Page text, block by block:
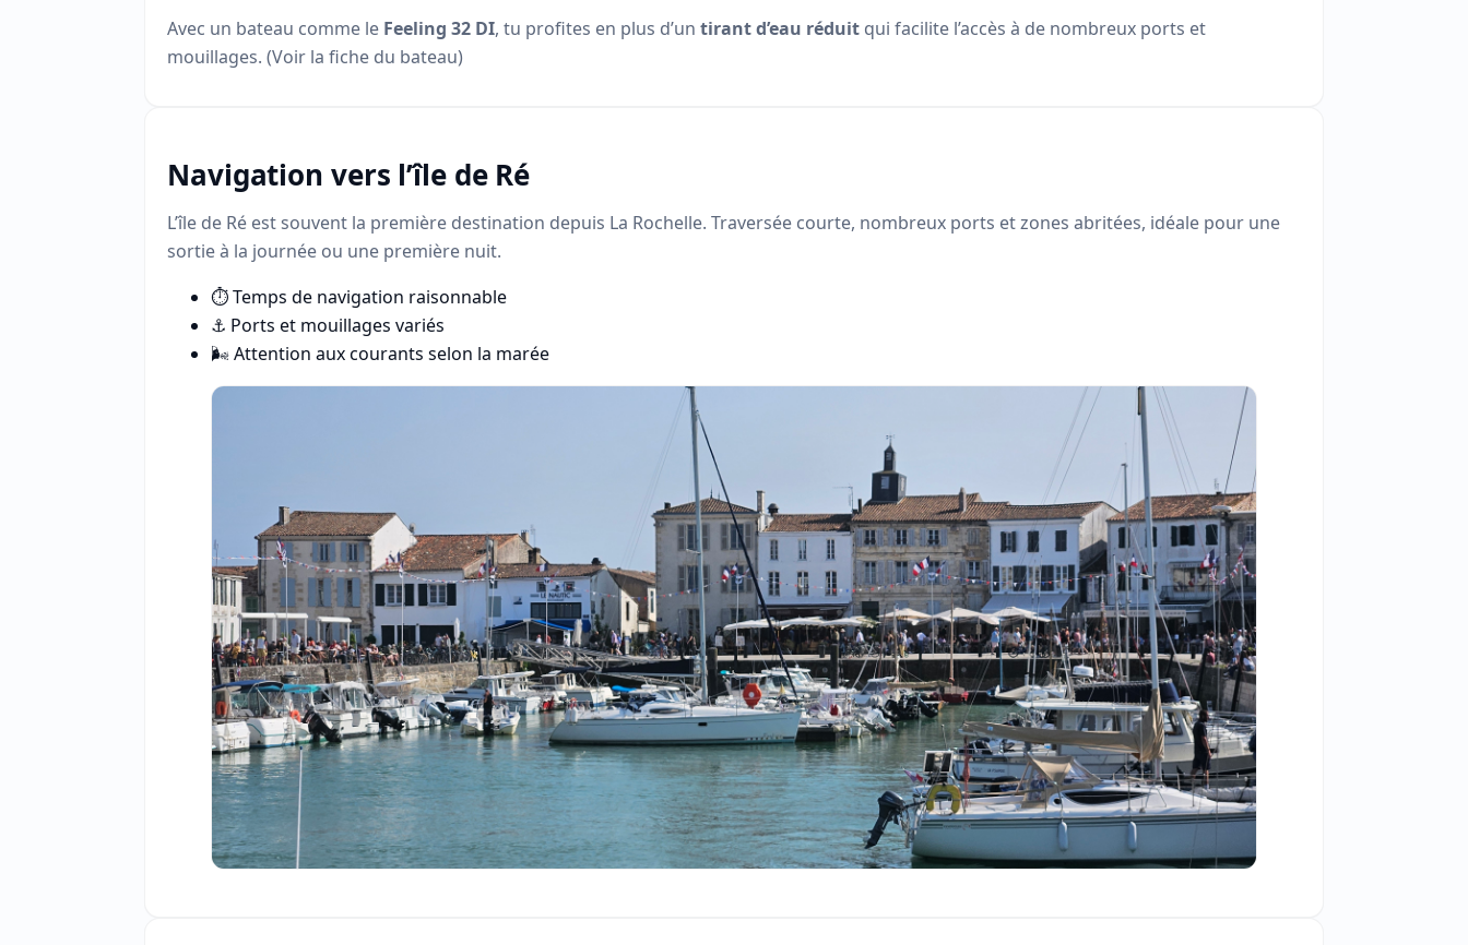
Avec un bateau comme le Feeling 32 DI, tu profites en plus d’un tirant d’eau réduit qui facilite l’accès à de nombreux ports et
mouillages. (Voir la fiche du bateau)
Navigation vers l’île de Ré
L’île de Ré est souvent la première destination depuis La Rochelle. Traversée courte, nombreux ports et zones abritées, idéale pour une
sortie à la journée ou une première nuit.
⏱️ Temps de navigation raisonnable
⚓ Ports et mouillages variés
🌬️ Attention aux courants selon la marée